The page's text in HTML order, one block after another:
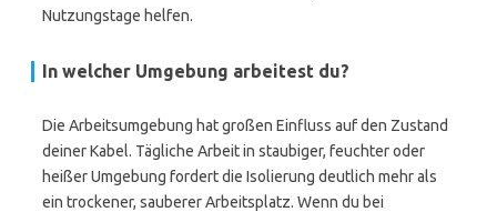
Nutzungstage helfen.
In welcher Umgebung arbeitest du?
Die Arbeitsumgebung hat großen Einfluss auf den Zustand
deiner Kabel. Tägliche Arbeit in staubiger, feuchter oder
heißer Umgebung fordert die Isolierung deutlich mehr als
ein trockener, sauberer Arbeitsplatz. Wenn du bei